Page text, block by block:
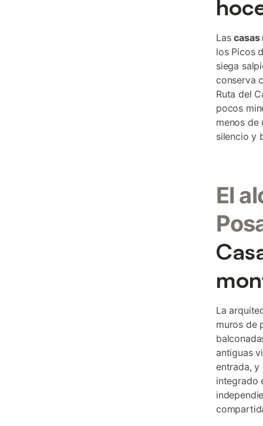
Lascasas
los Picos
siega
conserva
Ruta del
pocos
menos de
silencio y
El
La
muros de
antiguas
entrada, y
integrado